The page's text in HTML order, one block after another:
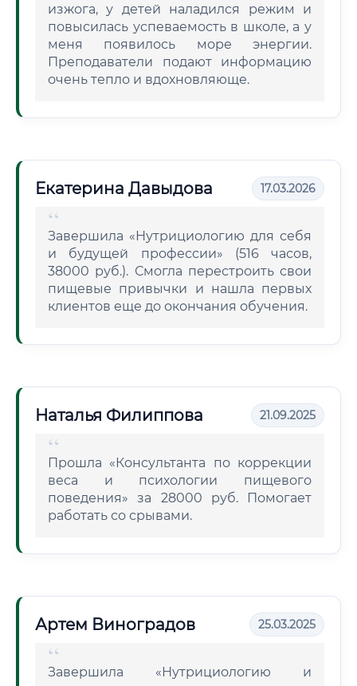
изжога, у детей наладился режим и
повысилась успеваемость в школе, а у
меня появилось море энергии.
Преподаватели подают информацию
очень тепло и вдохновляюще.
Екатерина Давыдова 17.03.2026
Завершила «Нутрициологию для себя
и будущей профессии» (516 часов,
38000 руб.). Смогла перестроить свои
пищевые привычки и нашла первых
клиентов еще до окончания обучения.
Наталья Филиппова 21.09.2025
Прошла «Консультанта по коррекции
веса и психологии пищевого
поведения» за 28000 руб. Помогает
работать со срывами.
Артем Виноградов 25.03.2025
Завершила «Нутрициологию и